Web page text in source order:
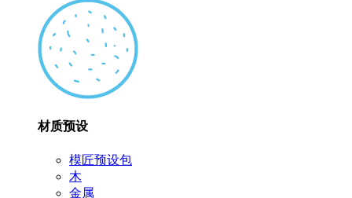
材质预设
模匠预设包
木
金属